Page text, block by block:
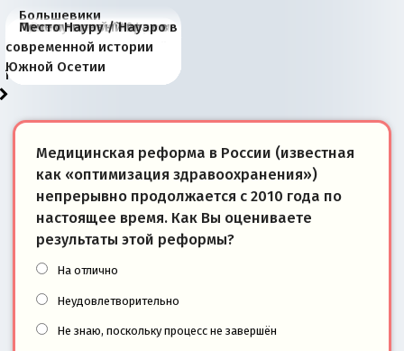
Большевики
отличаются от «Яблока»
тем, что они -
победители
Киевская марионетка
Запада рассказала о
«переобувании» хозяев
В России назрели
перемены: 15 шагов к
суверенной экономике
Миграционный пожар
Европы
Россия начинает
сбрасывать балласт
Анкориджа
Россия зимой 1904
года: первые уступки во
внутренней политике
Русская нация вчера и
сегодня
Почему правый крах в
Варшаве не поможет её
отношениям с Россией?
Место Науру / Науэро в
современной истории
Южной Осетии
Медицинская реформа в России (известная
как «оптимизация здравоохранения»)
непрерывно продолжается с 2010 года по
настоящее время. Как Вы оцениваете
результаты этой реформы?
На отлично
Неудовлетворительно
Не знаю, поскольку процесс не завершён